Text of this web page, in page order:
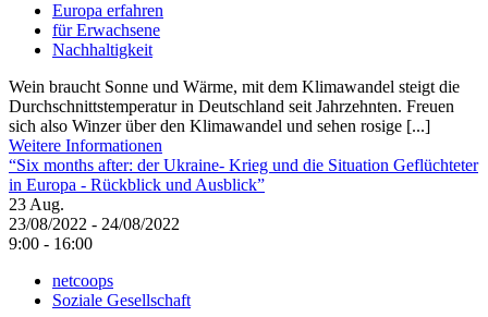
Europa erfahren
für Erwachsene
Nachhaltigkeit
Wein braucht Sonne und Wärme, mit dem Klimawandel steigt die
Durchschnittstemperatur in Deutschland seit Jahrzehnten. Freuen
sich also Winzer über den Klimawandel und sehen rosige [...]
Weitere Informationen
“Six months after: der Ukraine- Krieg und die Situation Geflüchteter
in Europa - Rückblick und Ausblick”
23 Aug.
23/08/2022 - 24/08/2022
9:00 - 16:00
netcoops
Soziale Gesellschaft